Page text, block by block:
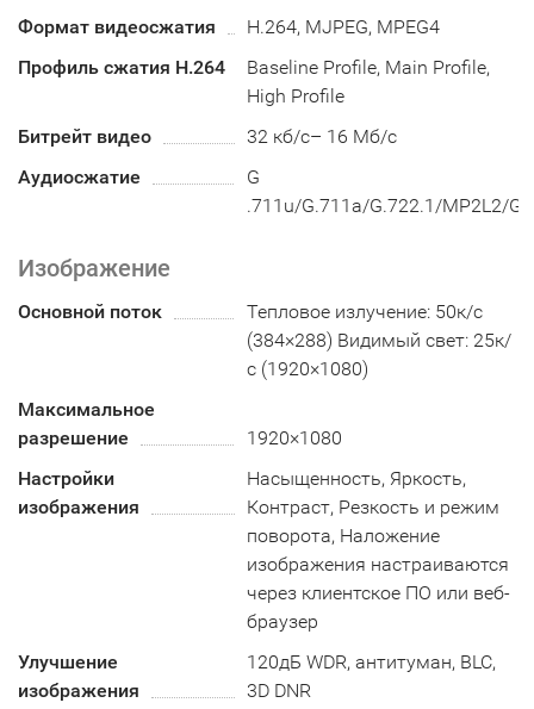
Формат видеосжатия
H.264, MJPEG, MPEG4
Профиль сжатия H.264
Baseline Profile, Main Profile,
High Profile
Битрейт видео
32 кб/с– 16 Мб/с
Аудиосжатие
G
.711u/G.711a/G.722.1/MP2L2/
Изображение
Основной поток
Тепловое излучение: 50к/с
(384×288) Видимый свет: 25к/
с (1920×1080)
Максимальное
разрешение
1920×1080
Настройки
изображения
Насыщенность, Яркость,
Контраст, Резкость и режим
поворота, Наложение
изображения настраиваются
через клиентское ПО или веб-
браузер
Улучшение
изображения
120дБ WDR, антитуман, BLC,
3D DNR